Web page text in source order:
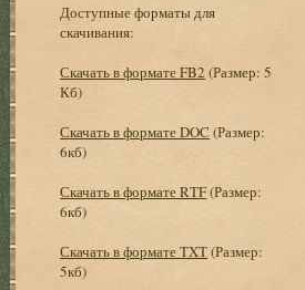
Доступные форматы для
скачивания:
Скачать в формате FB2 (Размер: 5
Кб)
Скачать в формате DOC (Размер:
6кб)
Скачать в формате RTF(Размер:
6кб)
Скачать в формате TXT(Размер:
5кб)